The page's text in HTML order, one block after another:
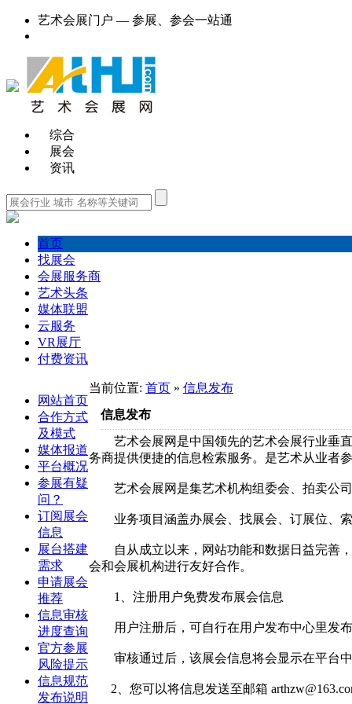
艺术会展门户 — 参展、参会一站通
综合
展会
资讯
首页
找展会
会展服务商
艺术头条
媒体联盟
云服务
VR展厅
付费资讯
网站首页
合作方式
及模式
媒体报道
平台概况
参展有疑
问？
订阅展会
信息
展台搭建
需求
申请展会
推荐
信息审核
进度查询
官方参展
风险提示
信息规范
发布说明
当前位置: 首页 » 信息发布
信息发布
艺术会展网是中国领先的艺术会展行业垂直
务商提供便捷的信息检索服务。是艺术从业者
艺术会展网是集艺术机构组委会、拍卖公司
业务项目涵盖办展会、找展会、订展位、索
自从成立以来，网站功能和数据日益完善，
会和会展机构进行友好合作。
1、注册用户免费发布展会信息
用户注册后，可自行在用户发布中心里发布
审核通过后，该展会信息将会显示在平台中
2、您可以将信息发送至邮箱